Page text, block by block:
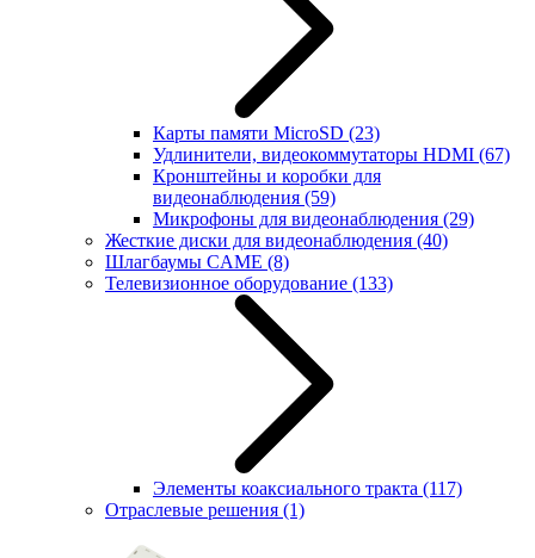
Карты памяти MicroSD (23)
Удлинители, видеокоммутаторы HDMI (67)
Кронштейны и коробки для
видеонаблюдения (59)
Микрофоны для видеонаблюдения (29)
Жесткие диски для видеонаблюдения (40)
Шлагбаумы CAME (8)
Телевизионное оборудование (133)
Элементы коаксиального тракта (117)
Отраслевые решения (1)